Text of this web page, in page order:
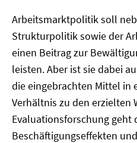
Arbeitsmarktpolitik soll
Strukturpolitik sowie der
einen Beitrag zur
leisten. Aber ist sie dabei
die eingebrachten Mittel in
Verhältnis zu den erzielten
Evaluationsforschung geht
Beschäftigungseffekten